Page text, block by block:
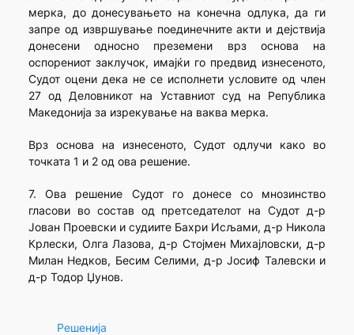
мерка, до донесувањето на конечна одлука, да ги
запре од извршување поединечните акти и дејствија
донесени односно преземени врз основа на
оспорениот заклучок, имајќи го предвид изнесеното,
Судот оцени дека не се исполнети условите од член
27 од Деловникот на Уставниот суд на Република
Македонија за изрекување на ваква мерка.
Врз основа на изнесеното, Судот одлучи како во
точката 1 и 2 од ова решение.
7. Ова решение Судот го донесе со мнозинство
гласови во состав од претседателот на Судот д-р
Јован Проевски и судиите Бахри Исљами, д-р Никола
Крлески, Олга Лазова, д-р Стојмен Михајловски, д-р
Милан Недков, Бесим Селими, д-р Јосиф Талевски и
д-р Тодор Џунов.
Решенија